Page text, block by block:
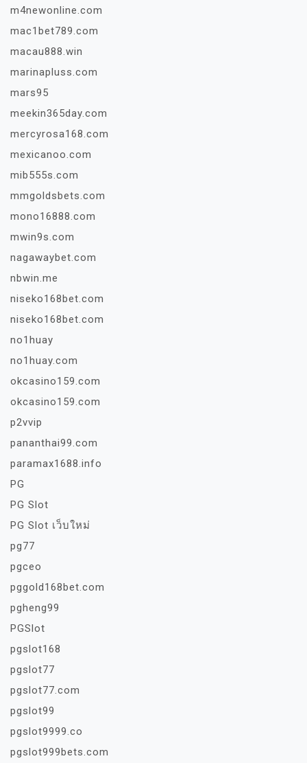
m4newonline.com
mac1bet789.com
macau888.win
marinapluss.com
mars95
meekin365day.com
mercyrosa168.com
mexicanoo.com
mib555s.com
mmgoldsbets.com
mono16888.com
mwin9s.com
nagawaybet.com
nbwin.me
niseko168bet.com
niseko168bet.com
no1huay
no1huay.com
okcasino159.com
okcasino159.com
p2vvip
pananthai99.com
paramax1688.info
PG
PG Slot
PG Slot เว็บใหม่
pg77
pgceo
pggold168bet.com
pgheng99
PGSlot
pgslot168
pgslot77
pgslot77.com
pgslot99
pgslot9999.co
pgslot999bets.com